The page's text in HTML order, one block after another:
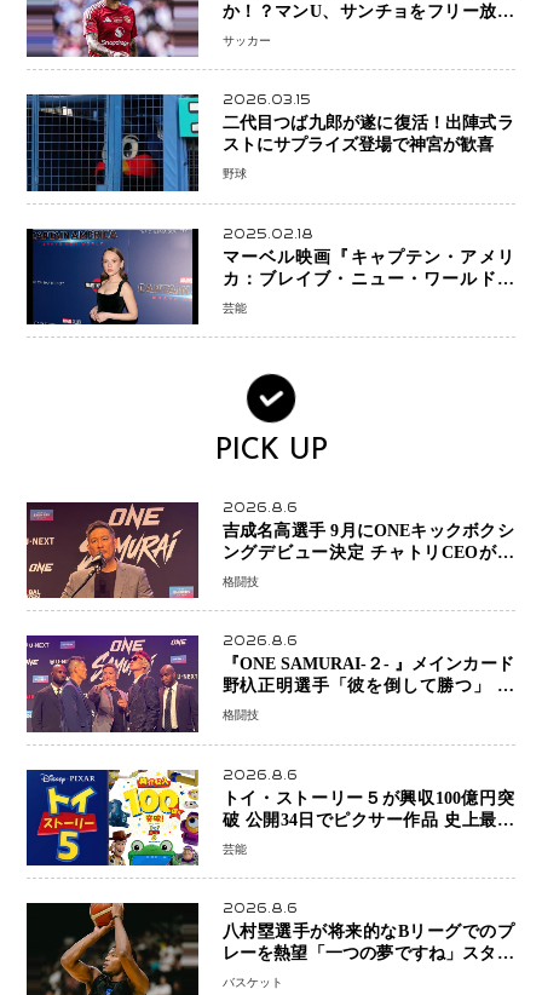
か！？マンU、サンチョをフリー放出
へ・・・補強戦略の転換点に
サッカー
2026.03.15
二代目つば九郎が遂に復活！出陣式ラ
ストにサプライズ登場で神宮が歓喜
野球
2025.02.18
マーベル映画『キャプテン・アメリ
カ：ブレイブ・ニュー・ワールド』
新ブラック・ウィドウ役のシラ・ハー
芸能
PICK UP
2026.8.6
吉成名高選手 9月にONEキックボクシ
ングデビュー決定 チャトリCEOがサ
プライズ発表 2カ月連続参戦へ
格闘技
2026.8.6
『ONE SAMURAI-２- 』メインカード
野杁正明選手「彼を倒して勝つ」 リ
ウ・メンヤンとの因縁に決着へ 再起
初戦
格闘技
2026.8.6
トイ・ストーリー５が興収100億円突
破 公開34日でピクサー作品 史上最速
日本歴代シリーズ最高更新も目前
芸能
2026.8.6
八村塁選手が将来的なBリーグでのプ
レーを熱望「一つの夢ですね」スター
帰還がリーグ価値を押し上げる可能性
バスケット